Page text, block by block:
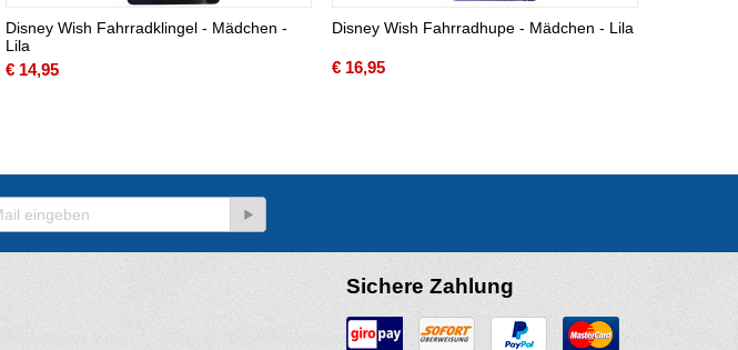
Disney Wish Fahrradklingel - Mädchen -
Lila
€ 14,95
Disney Wish Fahrradhupe - Mädchen - Lila
€ 16,95
Sichere Zahlung